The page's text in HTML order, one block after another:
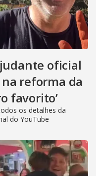
oficial
reforma da
favorito’
os detalhes da
do YouTube